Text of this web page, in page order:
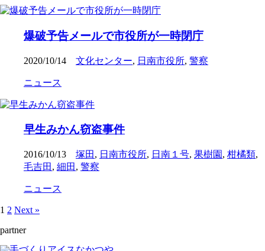
爆破予告メールで市役所が一時閉庁
2020/10/14 文化センター, 日南市役所, 警察
ニュース
早生みかん窃盗事件
2016/10/13 塚田 , 日南市役所, 日南１号, 果樹園 , 柑橘類,
毛吉田 , 細田 , 警察
ニュース
1 2 Next »
partner